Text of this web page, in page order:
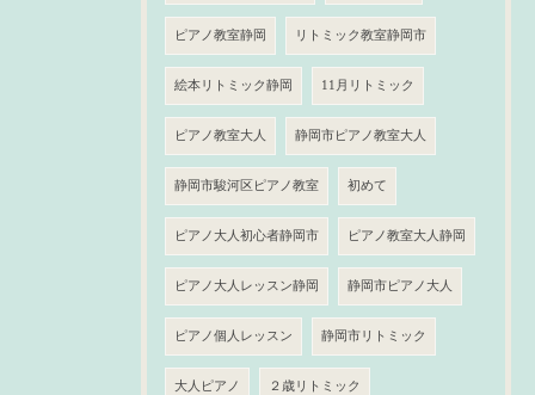
ピアノ教室静岡 リトミック教室静岡市
絵本リトミック静岡 11月リトミック
ピアノ教室大人 静岡市ピアノ教室大人
静岡市駿河区ピアノ教室 初めて
ピアノ大人初心者静岡市 ピアノ教室大人静岡
ピアノ大人レッスン静岡 静岡市ピアノ大人
ピアノ個人レッスン 静岡市リトミック
大人ピアノ ２歳リトミック